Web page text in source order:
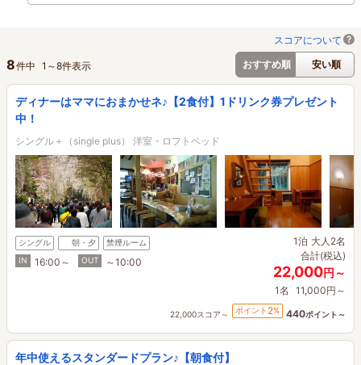
スコアについて
おすすめ順
安い順
8件中 1 ～8件表示
ディナーはママにおまかせネ♪【2食付】1ドリンク券プレゼント
中！
シングル＋（single plus） 洋室・ロフトベッド
シングル 朝・夕
禁煙ルーム
IN
16:00～ OUT ～10:00
1泊 大人2名
合計(税込)
22,000円～
1名 11,000円～
22,000スコア～ ポイント 2% 440ポイント～
年中使えるスタンダードプラン♪【朝食付】